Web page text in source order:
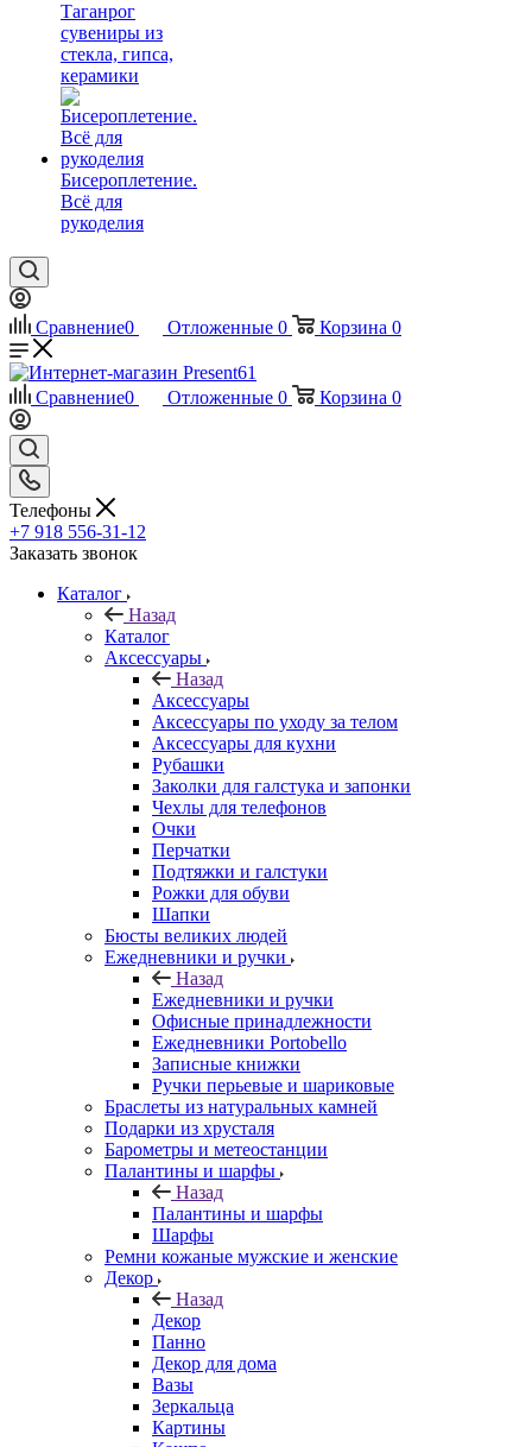
Таганрог
сувениры из
стекла, гипса,
керамики
Бисероплетение.
Всё для
рукоделия
Сравнение0 Отложенные 0 Корзина 0
Сравнение0 Отложенные 0 Корзина 0
Телефоны
+7 918 556-31-12
Заказать звонок
Каталог
Назад
Каталог
Аксессуары
Назад
Аксессуары
Аксессуары по уходу за телом
Аксессуары для кухни
Рубашки
Заколки для галстука и запонки
Чехлы для телефонов
Очки
Перчатки
Подтяжки и галстуки
Рожки для обуви
Шапки
Бюсты великих людей
Ежедневники и ручки
Назад
Ежедневники и ручки
Офисные принадлежности
Ежедневники Portobello
Записные книжки
Ручки перьевые и шариковые
Браслеты из натуральных камней
Подарки из хрусталя
Барометры и метеостанции
Палантины и шарфы
Назад
Палантины и шарфы
Шарфы
Ремни кожаные мужские и женские
Декор
Назад
Декор
Панно
Декор для дома
Вазы
Зеркальца
Картины